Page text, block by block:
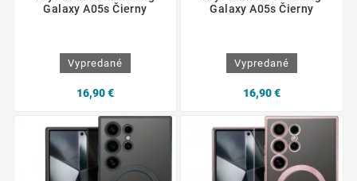
Galaxy A05s Čierny
Vypredané
16,90 €
Galaxy A05s Čierny
Vypredané
16,90 €